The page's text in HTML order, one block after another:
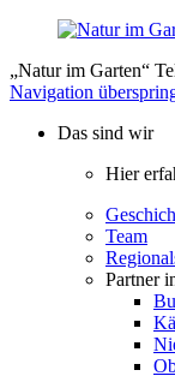
„Natur im Garten“
Navigation
Das sind wir
Hier
Team
Partner